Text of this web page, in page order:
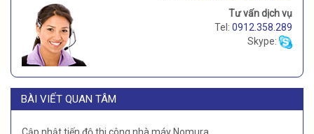
Tư vấn dịch vụ
Tel: 0912.358.289
Skype:
BÀI VIẾT QUAN TÂM
Cập nhật tiến độ thi công nhà máy Nomura